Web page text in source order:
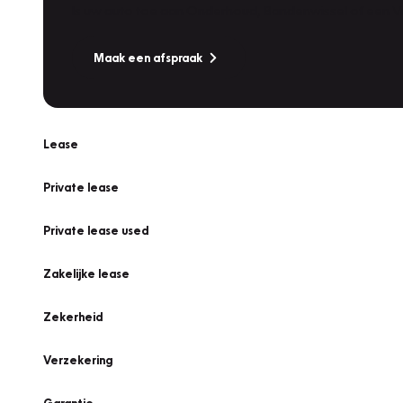
Maak een afspraak
Lease
Private lease
Private lease used
Zakelijke lease
Zekerheid
Verzekering